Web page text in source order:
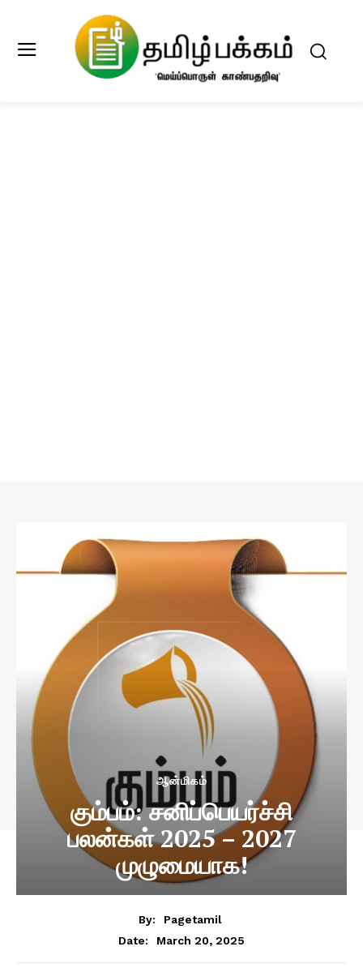
ஆன்மிகம்
கும்பம்: சனிப்பெயர்ச்சி
பலன்கள் 2025 – 2027
முழுமையாக!
By:
Pagetamil
Date:
March 20, 2025